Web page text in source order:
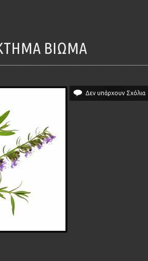
ΒΙΩΜΑ
Δεν υπάρχουν Σχόλια